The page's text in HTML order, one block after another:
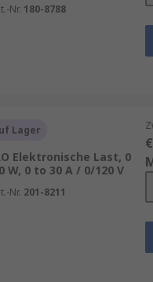
und sowohl darunter
nach den Standards
Nr. 180-8788
Lager
Elektronische Last, 0
W, 0 to 30 A / 0/120 V
Nr. 201-8211